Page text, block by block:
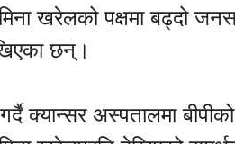
खरेलको पक्षमा बढ्दो
छन्।
क्यान्सर अस्पतालमा